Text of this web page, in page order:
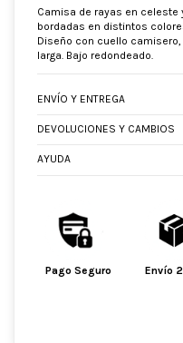
Camisa de rayas en
bordadas en distintos
Diseño con cuello
larga. Bajo redondeado.
ENVÍO Y ENTREGA
DEVOLUCIONES Y CAMBIOS
AYUDA
Pago Seguro Envío